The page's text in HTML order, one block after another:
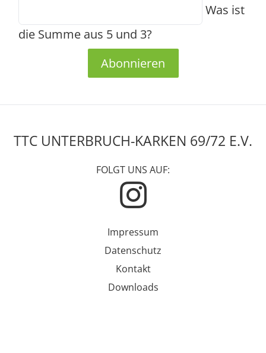
Was ist
die Summe aus 5 und 3?
Abonnieren
TTC UNTERBRUCH-KARKEN 69/72 E.V.
FOLGT UNS AUF:
Impressum
Datenschutz
Kontakt
Downloads